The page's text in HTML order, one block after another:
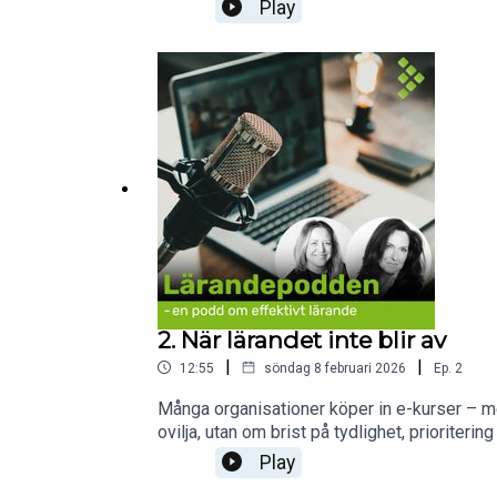
utbildningsinsats. Uppföljning hamnar ofta
Play
2. När lärandet inte blir av
12:55 | söndag 8 februari 2026 | Ep. 2
Många organisationer köper in e-kurser –
ovilja, utan om brist på tydlighet,
längst ned på att-göra-listan. Ett
i OBM – Organizational Behavior
Play